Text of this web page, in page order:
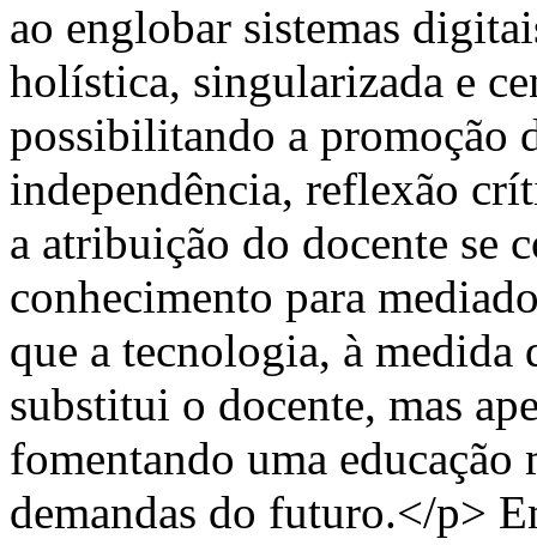
ao englobar sistemas
holística, singularizada e
possibilitando a promoção
independência, reflexão
a atribuição do docente se
conhecimento para
que a tecnologia, à medida
substitui o docente, mas
fomentando uma educação
demandas do futuro.</p>